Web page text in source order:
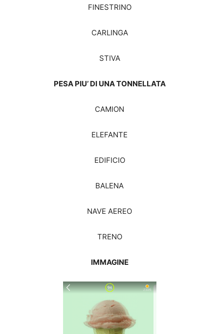
FINESTRINO
CARLINGA
STIVA
PESA PIU’ DI UNA TONNELLATA
CAMION
ELEFANTE
EDIFICIO
BALENA
NAVE AEREO
TRENO
IMMAGINE